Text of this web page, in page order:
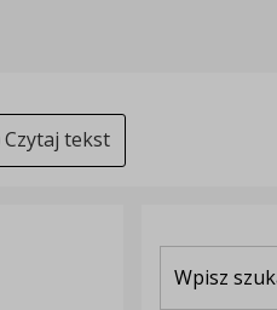
Czytaj tekst